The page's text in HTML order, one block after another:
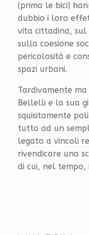
(prima le bici)
dubbio i loro
vita cittadina, sul
sulla coesione
pericolosità e
spazi urbani.
Tardivamente
Bellelli e la sua
squisitamente
tutto ad un
legato a vincoli
rivendicare una
di cui, nel tempo,